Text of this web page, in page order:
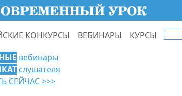
КОНКУРСЫ ВЕБИНАРЫ КУРСЫ
вебинары
слушателя
СЕЙЧАС >>>